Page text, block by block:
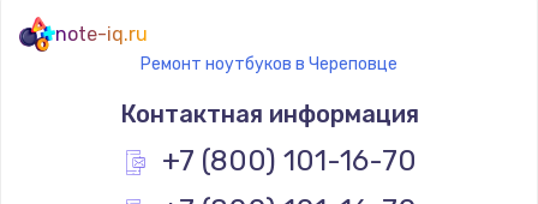
note-iq.ru
Ремонт ноутбуков в Череповце
Контактная информация
+7 (800) 101-16-70